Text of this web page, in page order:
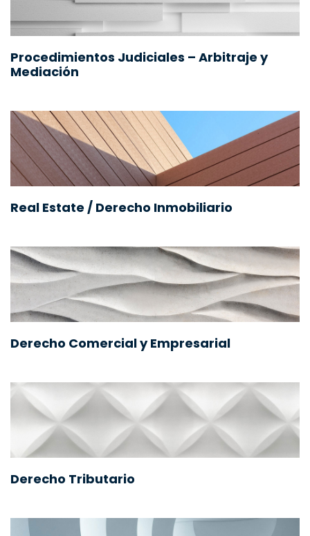
Procedimientos Judiciales – Arbitraje y
Mediación
Real Estate / Derecho Inmobiliario
Derecho Comercial y Empresarial
Derecho Tributario